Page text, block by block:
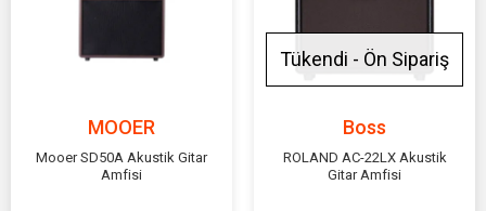
MOOER
Mooer SD50A Akustik Gitar
Amfisi
Tükendi - Ön Sipariş
Boss
ROLAND AC-22LX Akustik
Gitar Amfisi